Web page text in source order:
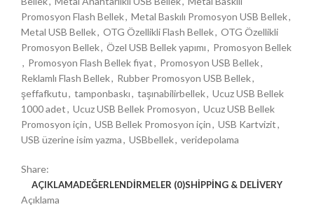
Promosyon Flash Bellek, Metal Baskılı Promosyon USB Bellek,
Metal USB Bellek, OTG Özellikli Flash Bellek, OTG Özellikli
Promosyon Bellek, Özel USB Bellek yapımı, Promosyon Bellek
, Promosyon Flash Bellek fiyat, Promosyon USB Bellek,
Reklamlı Flash Bellek, Rubber Promosyon USB Bellek,
şeffafkutu, tamponbaskı, taşınabilirbellek, Ucuz USB Bellek
1000 adet, Ucuz USB Bellek Promosyon, Ucuz USB Bellek
Promosyon için, USB Bellek Promosyon için, USB Kartvizit,
USB üzerine isim yazma, USBbellek, veridepolama
Share:
AÇIKLAMADEĞERLENDIRMELER (0)SHIPPING & DELIVERY
Açıklama